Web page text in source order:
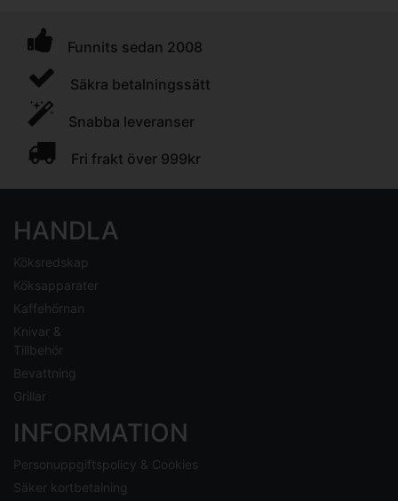
Funnits sedan 2008
Säkra betalningssätt
Snabba leveranser
Fri frakt över 999kr
HANDLA
Köksredskap
Köksapparater
Kaffehörnan
Knivar &
Tillbehör
Bevattning
Grillar
INFORMATION
Personuppgiftspolicy & Cookies
Säker kortbetalning